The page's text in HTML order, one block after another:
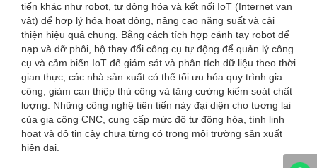
tiến khác như robot, tự động hóa và kết nối IoT (Internet vạn
vật) để hợp lý hóa hoạt động, nâng cao năng suất và cải
thiện hiệu quả chung. Bằng cách tích hợp cánh tay robot để
nạp và dỡ phôi, bộ thay đổi công cụ tự động để quản lý công
cụ và cảm biến IoT để giám sát và phân tích dữ liệu theo thời
gian thực, các nhà sản xuất có thể tối ưu hóa quy trình gia
công, giảm can thiệp thủ công và tăng cường kiểm soát chất
lượng. Những công nghệ tiên tiến này đại diện cho tương lai
của gia công CNC, cung cấp mức độ tự động hóa, tính linh
hoạt và độ tin cậy chưa từng có trong môi trường sản xuất
hiện đại.